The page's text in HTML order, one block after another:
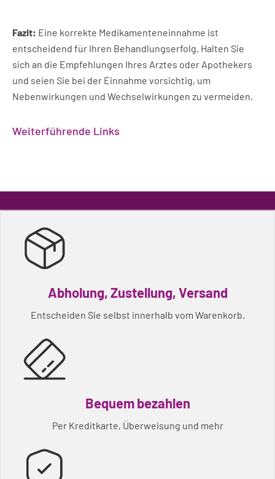
Fazit: Eine korrekte Medikamenteneinnahme ist
entscheidend für Ihren Behandlungserfolg. Halten Sie
sich an die Empfehlungen Ihres Arztes oder Apothekers
und seien Sie bei der Einnahme vorsichtig, um
Nebenwirkungen und Wechselwirkungen zu vermeiden.
Weiterführende Links
Abholung, Zustellung, Versand
Entscheiden Sie selbst innerhalb vom Warenkorb.
Bequem bezahlen
Per Kreditkarte, Überweisung und mehr